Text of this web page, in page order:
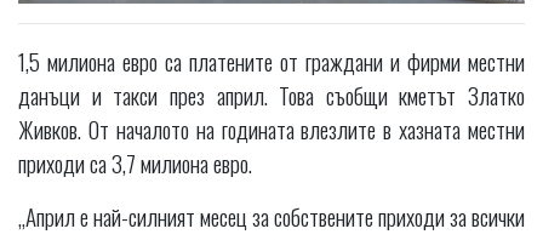
1,5 милиона евро са платените от граждани и фирми местни
данъци и такси през април. Това съобщи кметът Златко
Живков. От началото на годината влезлите в хазната местни
приходи са 3,7 милиона евро.
„Април е най-силният месец за собствените приходи за всички